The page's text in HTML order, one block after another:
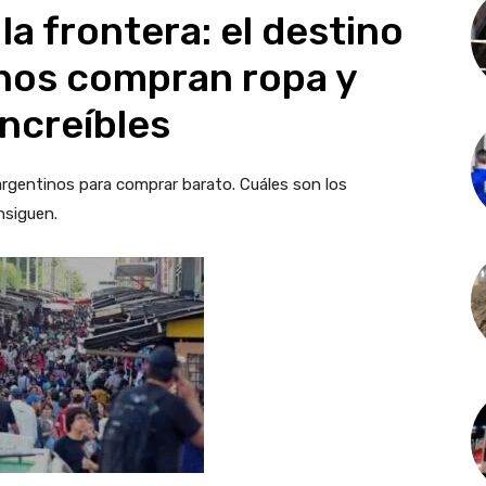
frontera: el destino
compran ropa y
para comprar barato. Cuáles son los